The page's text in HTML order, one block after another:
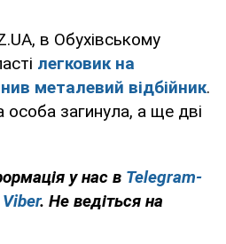
в Обухівському
легковик на
металевий відбійник.
загинула, а ще дві
у нас в Telegram-
Viber. Не ведіться на